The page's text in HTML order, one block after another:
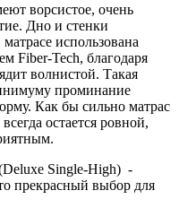
ворсистое, очень
Дно и стенки
использована
Fiber-Tech, благодаря
волнистой. Такая
проминание
Как бы сильно матрас
остается ровной,
Single-High) -
прекрасный выбор для